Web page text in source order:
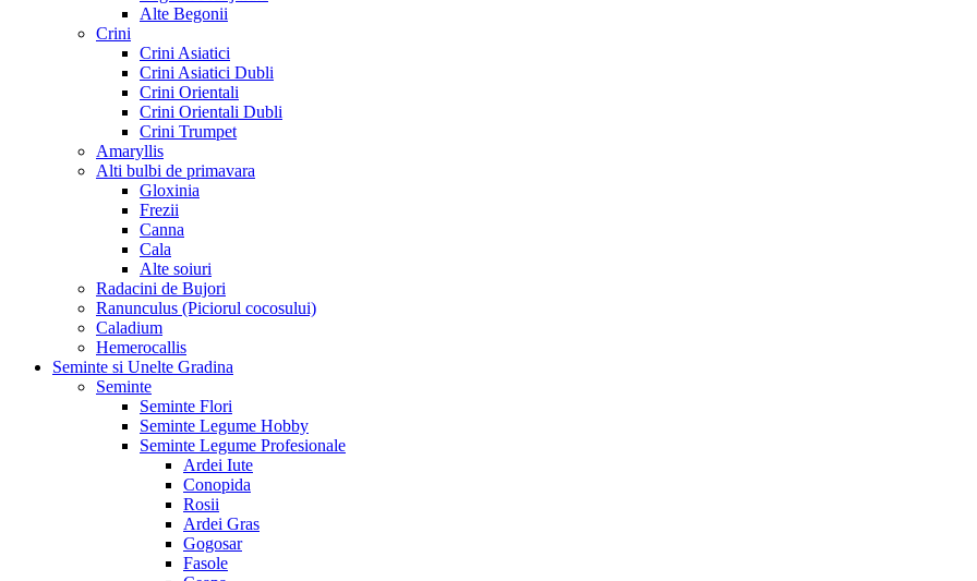
Alte Begonii
Crini
Crini Asiatici
Crini Asiatici Dubli
Crini Orientali
Crini Orientali Dubli
Crini Trumpet
Amaryllis
Alti bulbi de primavara
Gloxinia
Frezii
Canna
Cala
Alte soiuri
Radacini de Bujori
Ranunculus (Piciorul cocosului)
Caladium
Hemerocallis
Seminte si Unelte Gradina
Seminte
Seminte Flori
Seminte Legume Hobby
Seminte Legume Profesionale
Ardei Iute
Conopida
Rosii
Ardei Gras
Gogosar
Fasole